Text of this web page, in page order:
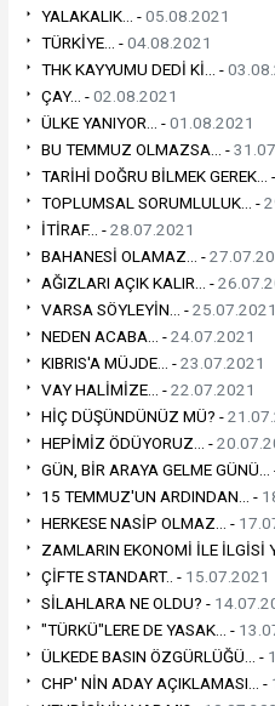
YALAKALIK... -05.08.2021
TÜRKİYE... -04.08.2021
THK KAYYUMU DEDİ Kİ... -
ÇAY... -02.08.2021
ÜLKE YANIYOR... -01.08.2021
BU TEMMUZ OLMAZSA... -
TARİHİ DOĞRU BİLMEK GEREK... -
TOPLUMSAL SORUMLULUK... -
İTİRAF... -28.07.2021
BAHANESİ OLAMAZ... -
AĞIZLARI AÇIK KALIR... -
VARSA SÖYLEYİN... -25.07.2021
NEDEN ACABA... -24.07.2021
KIBRIS'A MÜJDE... -23.07.2021
VAY HALİMİZE... -22.07.2021
HİÇ DÜŞÜNDÜNÜZ MÜ? -
HEPİMİZ ÖDÜYORUZ... -
GÜN, BİR ARAYA GELME GÜNÜ...
15 TEMMUZ'UN ARDINDAN... -
HERKESE NASİP OLMAZ... -
ZAMLARIN EKONOMİ İLE İLGİSİ
ÇİFTE STANDART.. - 15.07.2021
SİLAHLARA NE OLDU? -
"TÜRKÜ"LERE DE YASAK... -
ÜLKEDE BASIN ÖZGÜRLÜĞÜ... -
CHP' NİN ADAY AÇIKLAMASI... -